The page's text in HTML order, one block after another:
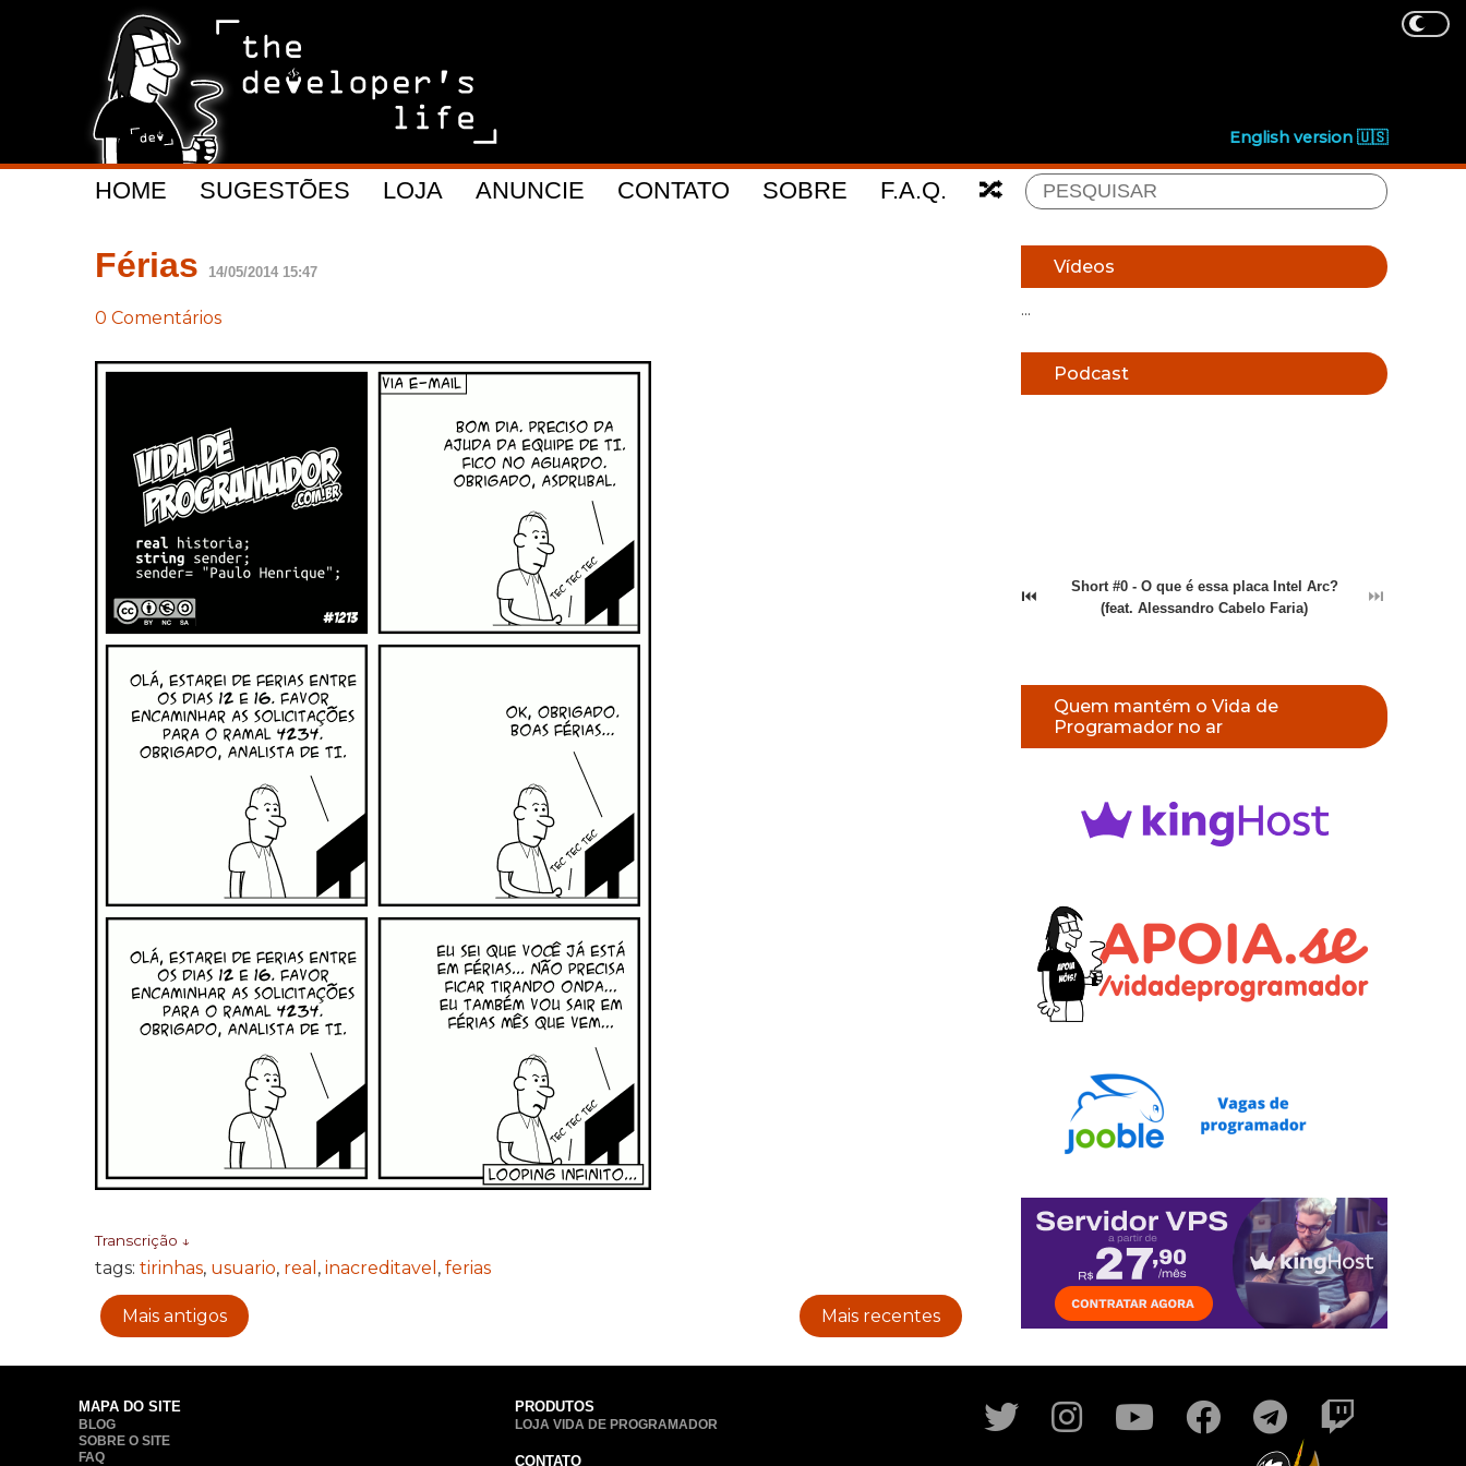
English version 🇺🇸
HOME SUGESTÕES LOJA ANUNCIE CONTATO SOBRE F.A.Q. 🔀
Férias 14/05/2014 15:47
0 Comentários
Transcrição ↓
tags: tirinhas, usuario, real , inacreditavel , ferias
Mais antigos Mais recentes
Vídeos
...
Podcast
⏮
Short #0 - O que é essa placa Intel Arc?
(feat. Alessandro Cabelo Faria)
⏭
Quem mantém o Vida de
Programador no ar
MAPA DO SITE
BLOG
SOBRE O SITE
FAQ
PRODUTOS
LOJA VIDA DE PROGRAMADOR
CONTATO